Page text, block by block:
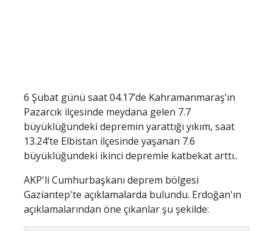
6 Şubat günü saat 04.17’de Kahramanmaraş’ın
Pazarcık ilçesinde meydana gelen 7.7
büyüklüğündeki depremin yarattığı yıkım, saat
13.24’te Elbistan ilçesinde yaşanan 7.6
büyüklüğündeki ikinci depremle katbekat arttı..
AKP'li Cumhurbaşkanı deprem bölgesi
Gaziantep'te açıklamalarda bulundu. Erdoğan'ın
açıklamalarından öne çıkanlar şu şekilde: